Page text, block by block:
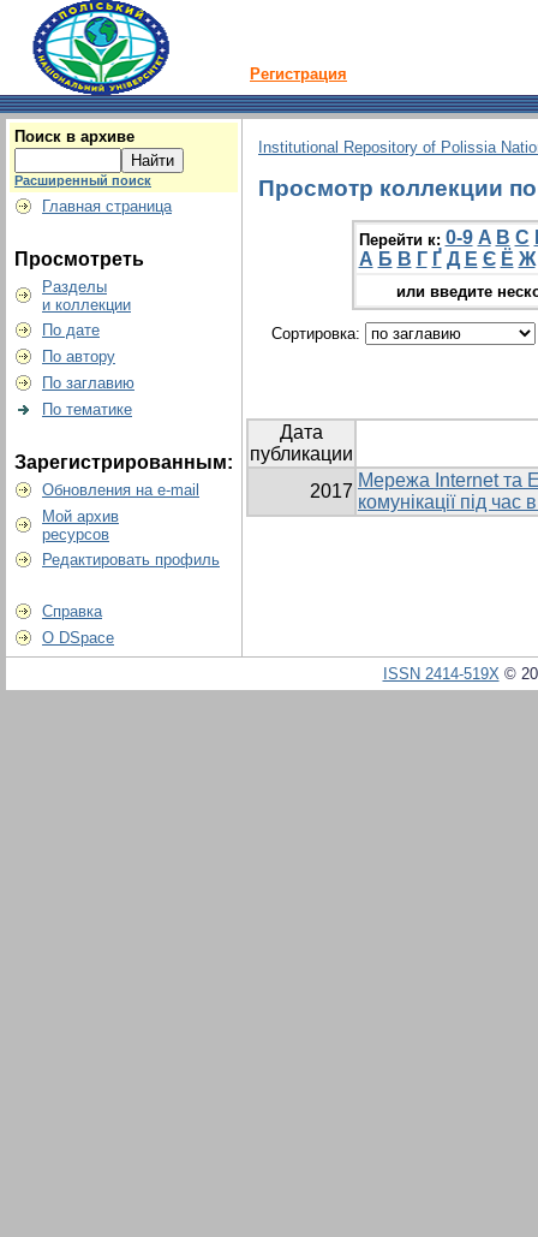
Регистрация
Поиск в архиве
Расширенный поиск
Главная страница
Просмотреть
Разделы
и коллекции
По дате
По автору
По заглавию
По тематике
Зарегистрированным:
Обновления на e-mail
Мой архив
ресурсов
Редактировать профиль
Справка
О DSpace
Institutional Repository of Polissia
Просмотр коллекции
Перейти к: 0-9 A B C
А Б В Г Ґ Д Е Є Ё Ж
или введите
Сортировка:
Дата
публикации
2017
Мережа Internet та
комунікації під
ISSN 2414-519X©